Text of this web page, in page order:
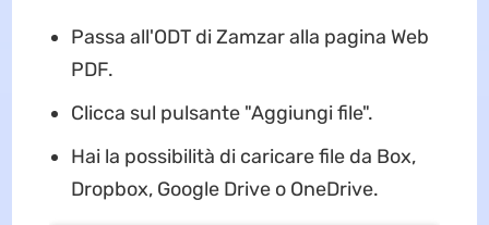
Passa all'ODT di Zamzar alla pagina Web
PDF.
Clicca sul pulsante "Aggiungi file".
Hai la possibilità di caricare file da Box,
Dropbox, Google Drive o OneDrive.